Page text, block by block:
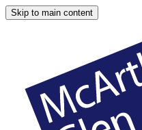
Skip to main content